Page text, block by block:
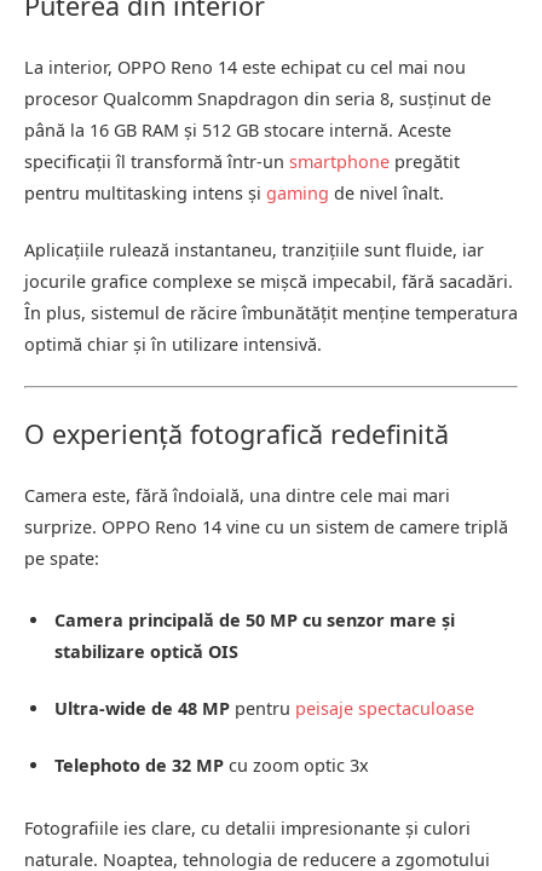
La interior, OPPO Reno 14 este echipat cu cel mai nou
procesor Qualcomm Snapdragon din seria 8, susținut de
până la 16 GB RAM și 512 GB stocare internă. Aceste
specificații îl transformă într-un smartphone pregătit
pentru multitasking intens și gaming de nivel înalt.
Aplicațiile rulează instantaneu, tranzițiile sunt fluide, iar
jocurile grafice complexe se mișcă impecabil, fără sacadări.
În plus, sistemul de răcire îmbunătățit menține temperatura
optimă chiar și în utilizare intensivă.
O experiență fotografică redefinită
Camera este, fără îndoială, una dintre cele mai mari
surprize. OPPO Reno 14 vine cu un sistem de camere triplă
pe spate:
Camera principală de 50 MP cu senzor mare și
stabilizare optică OIS
Ultra-wide de 48 MP pentru peisaje spectaculoase
Telephoto de 32 MP cu zoom optic 3x
Fotografiile ies clare, cu detalii impresionante și culori
naturale. Noaptea, tehnologia de reducere a zgomotului